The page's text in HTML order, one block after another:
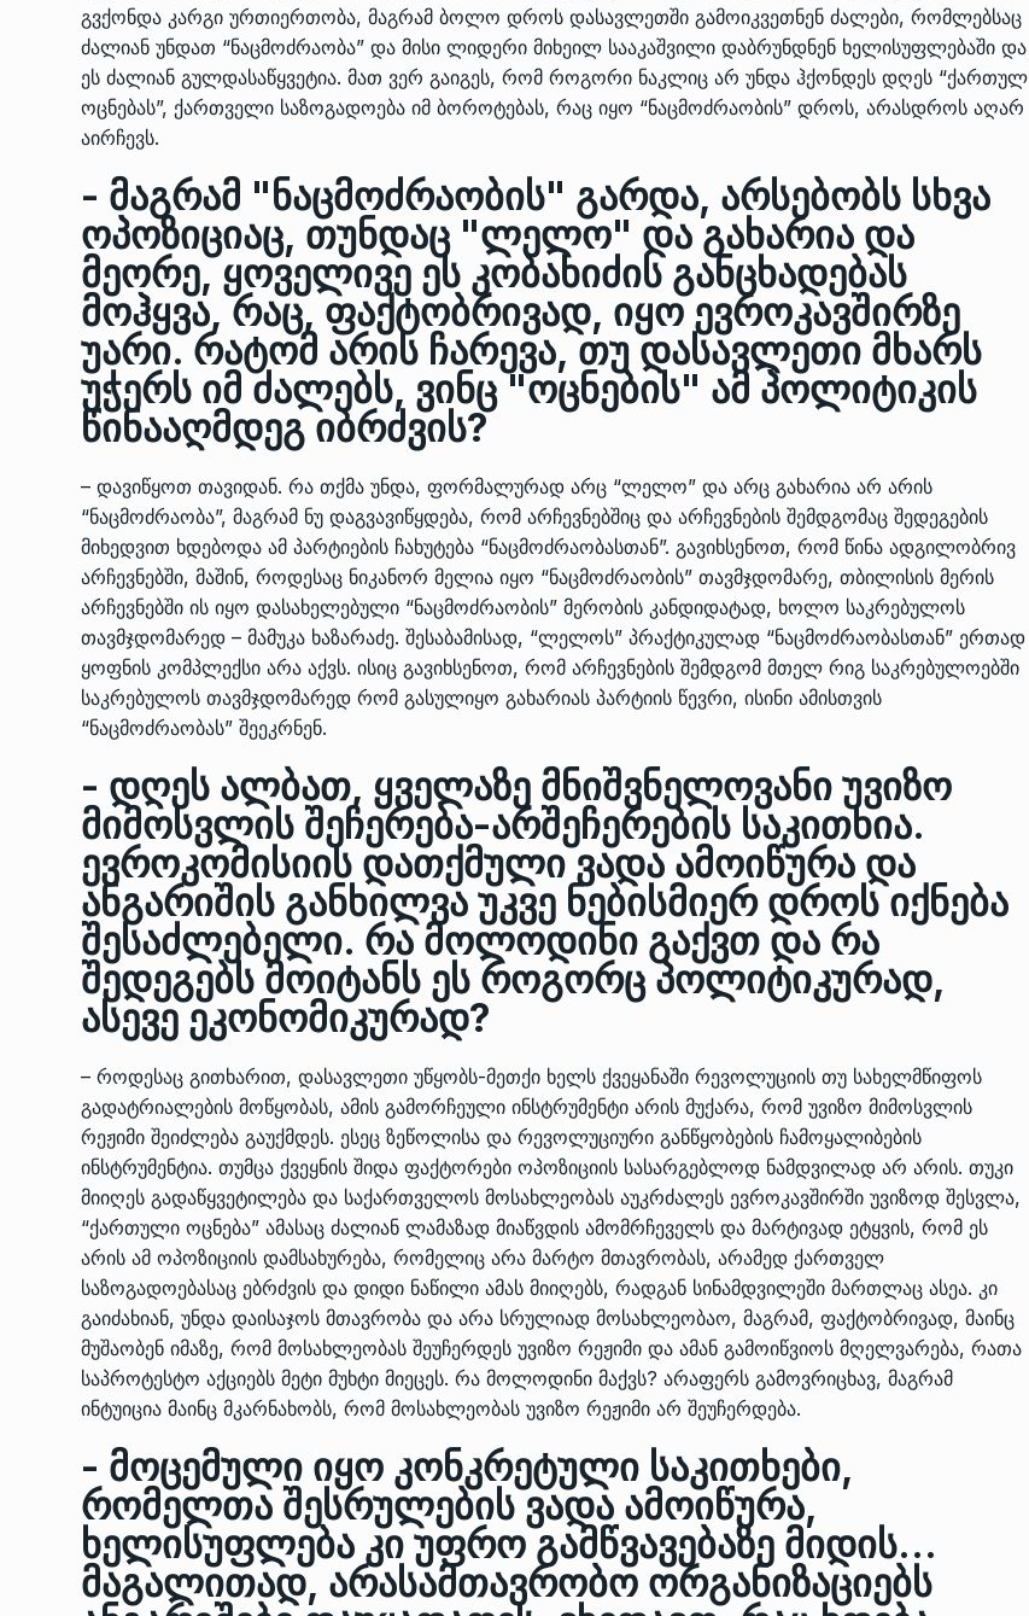
გვქონდა კარგი ურთიერთობა, მაგრამ ბოლო დროს დასავლეთში გამოიკვეთნენ ძალები, რომლებსაც
ძალიან უნდათ “ნაცმოძრაობა” და მისი ლიდერი მიხეილ სააკაშვილი დაბრუნდნენ ხელისუფლებაში და
ეს ძალიან გულდასაწყვეტია. მათ ვერ გაიგეს, რომ როგორი ნაკლიც არ უნდა ჰქონდეს დღეს “ქართულ
ოცნებას”, ქართველი საზოგადოება იმ ბოროტებას, რაც იყო “ნაცმოძრაობის” დროს, არასდროს აღარ
აირჩევს.
- მაგრამ "ნაცმოძრაობის" გარდა, არსებობს სხვა
ოპოზიციაც, თუნდაც "ლელო" და გახარია და
მეორე, ყოველივე ეს კობახიძის განცხადებას
მოჰყვა, რაც, ფაქტობრივად, იყო ევროკავშირზე
უარი. რატომ არის ჩარევა, თუ დასავლეთი მხარს
უჭერს იმ ძალებს, ვინც "ოცნების" ამ პოლიტიკის
წინააღმდეგ იბრძვის?
– დავიწყოთ თავიდან. რა თქმა უნდა, ფორმალურად არც “ლელო” და არც გახარია არ არის
“ნაცმოძრაობა”, მაგრამ ნუ დაგვავიწყდება, რომ არჩევნებშიც და არჩევნების შემდგომაც შედეგების
მიხედვით ხდებოდა ამ პარტიების ჩახუტება “ნაცმოძრაობასთან”. გავიხსენოთ, რომ წინა ადგილობრივ
არჩევნებში, მაშინ, როდესაც ნიკანორ მელია იყო “ნაცმოძრაობის” თავმჯდომარე, თბილისის მერის
არჩევნებში ის იყო დასახელებული “ნაცმოძრაობის” მერობის კანდიდატად, ხოლო საკრებულოს
თავმჯდომარედ – მამუკა ხაზარაძე. შესაბამისად, “ლელოს” პრაქტიკულად “ნაცმოძრაობასთან” ერთად
ყოფნის კომპლექსი­ არა აქვს. ისიც გავიხსენოთ, რომ არჩევნების­ შემდგომ მთელ რიგ საკრებულოებში
საკრებულოს თავმჯდომარედ რომ გასულიყო გახარიას პარტიის წევრი, ისინი ამისთვის
“ნაცმოძრაობას” შეეკრნენ.
- დღეს ალბათ, ყველაზე მნიშვნელოვანი უვიზო
მიმოსვლის შეჩერება-არშეჩერების საკითხია.
ევროკომისიის დათქმული ვადა ამოიწურა და
ანგარიშის განხილვა უკვე ნებისმიერ დროს იქნება
შესაძლებელი. რა მოლოდინი გაქვთ და რა
შედეგებს მოიტანს ეს როგორც პოლიტიკურად,
ასევე ეკონომიკურად?
– როდესაც გითხარით, დასავლეთი­ უწყობს-მეთქი ხელს ქვეყანაში რევოლუციის თუ სახელმწიფოს
გადატრიალების მოწყობას, ამის გამორჩეული­ ინსტრუმენტი არის მუქარა, რომ უვიზო მიმოსვლის
რეჟიმი შეიძლება გაუქმდეს. ესეც ზეწოლისა და რევოლუციური განწყობების ჩამოყალიბების
ინსტრუმენტია. თუმცა ქვეყნის შიდა ფაქტორები ოპოზიციის სასარგებლოდ ნამდვილად არ არის. თუკი
მიიღეს გადაწყვეტილება და საქართველოს მოსახლეობას აუკრძალეს ევროკავშირში უვიზოდ შესვლა,
“ქართული ოცნება” ამასაც ძალიან ლამაზად მიაწვდის ამომრჩეველს და მარტივად ეტყვის, რომ ეს
არის ამ ოპოზიციის დამსახურება, რომელიც არა მარტო მთავრობას, არამედ ქართველ
საზოგადოებასაც ებრძვის და დიდი ნაწილი ამას მიიღებს, რადგან სინამდვილეში მართლაც ასეა. კი
გაიძახიან, უნდა დაისაჯოს მთავრობა და არა სრულიად მოსახლეობაო, მაგრამ, ფაქტობრივად, მაინც
მუშაობენ იმაზე, რომ მოსახლეობას შეუჩერდეს უვიზო რეჟიმი და ამან გამოიწვიოს მღელვარება, რათა
საპროტესტო აქციებს მეტი მუხტი მიეცეს. რა მოლოდინი მაქვს? არაფერს გამოვრიცხავ, მაგრამ
ინტუიცია მაინც მკარნახობს, რომ მოსახლეობას უვიზო რეჟიმი არ შეუჩერდება.
- მოცემული იყო კონკრეტული საკითხები­,
რომელთა შესრულების ვადა ამოიწურა,
ხელისუფლება კი უფრო გამწვავებაზე მიდის...
მაგალითად, არასამთავრობო ორგანიზაციებს